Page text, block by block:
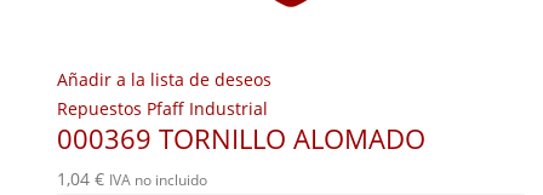
Añadir a la lista de deseos
Repuestos Pfaff Industrial
000369 TORNILLO ALOMADO
1,04 € IVA no incluido